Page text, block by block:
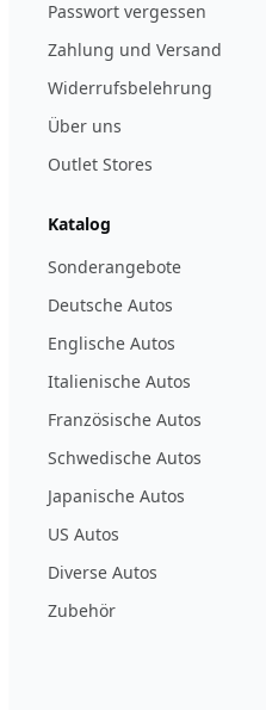
Passwort vergessen
Zahlung und Versand
Widerrufsbelehrung
Über uns
Outlet Stores
Katalog
Sonderangebote
Deutsche Autos
Englische Autos
Italienische Autos
Französische Autos
Schwedische Autos
Japanische Autos
US Autos
Diverse Autos
Zubehör